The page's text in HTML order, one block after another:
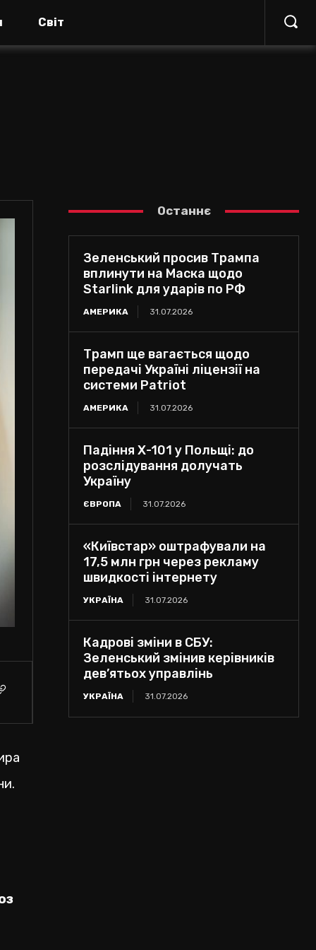
Світ
Останнє
Зеленський просив Трампа
вплинути на Маска щодо
Starlink для ударів по РФ
АМЕРИКА 31.07.2026
Трамп ще вагається щодо
передачі Україні ліцензії на
системи Patriot
АМЕРИКА 31.07.2026
Падіння Х-101 у Польщі: до
розслідування долучать
Україну
ЄВРОПА 31.07.2026
«Київстар» оштрафували на
17,5 млн грн через рекламу
швидкості інтернету
УКРАЇНА 31.07.2026
Кадрові зміни в СБУ:
Зеленський змінив керівників
дев’ятьох управлінь
УКРАЇНА 31.07.2026